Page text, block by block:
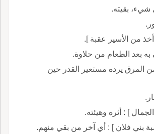
شيء، بقيته.
من الأسير عقبة ].
به بعد الطعام من حلاوة.
المرق يرده مستعير القدر حين
] : أثره وهيئته.
بني فلان ] : أي آخر من بقي منهم.